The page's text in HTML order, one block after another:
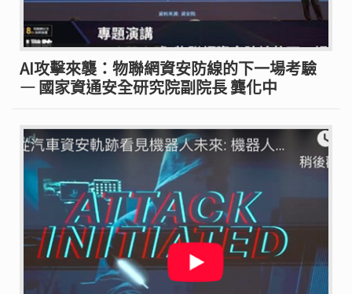
AI攻擊來襲：物聯網資安防線的下一場考驗
— 國家資通安全研究院副院長 龔化中